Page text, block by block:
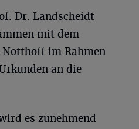
Dr. Landscheidt
mit dem
im Rahmen
an die
es zunehmend